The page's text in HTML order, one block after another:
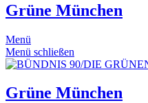
Grüne München
Menü
Menü schließen
Grüne München